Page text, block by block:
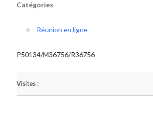
Catégories
Réunion en ligne
P50134/M36756/R36756
Visites :